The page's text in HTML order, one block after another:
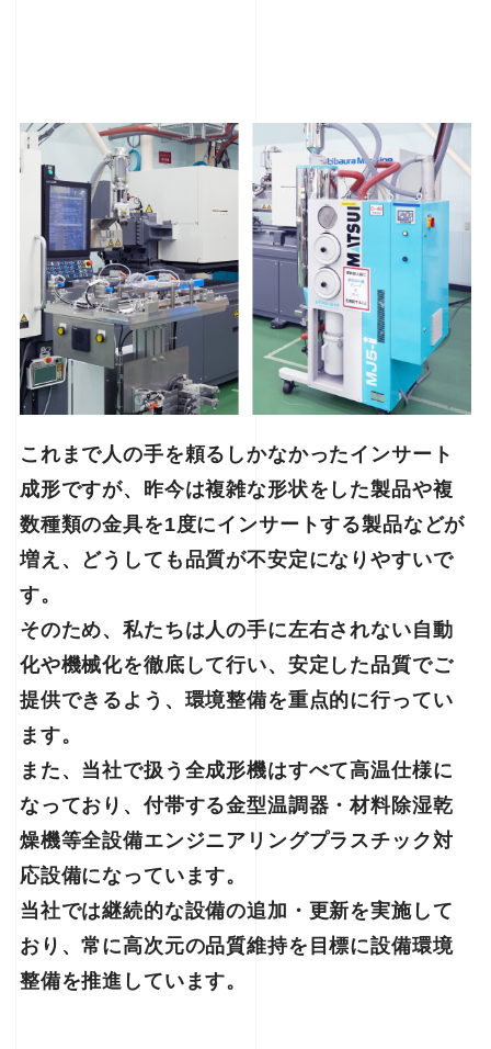
これまで人の手を頼るしかなかったインサート
成形ですが、昨今は複雑な形状をした製品や複
数種類の金具を1度にインサートする製品などが
増え、どうしても品質が不安定になりやすいで
す。
そのため、私たちは人の手に左右されない自動
化や機械化を徹底して行い、安定した品質でご
提供できるよう、環境整備を重点的に行ってい
ます。
また、当社で扱う全成形機はすべて高温仕様に
なっており、付帯する金型温調器・材料除湿乾
燥機等全設備エンジニアリングプラスチック対
応設備になっています。
当社では継続的な設備の追加・更新を実施して
おり、常に高次元の品質維持を目標に設備環境
整備を推進しています。